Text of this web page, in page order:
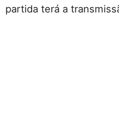
partida terá a